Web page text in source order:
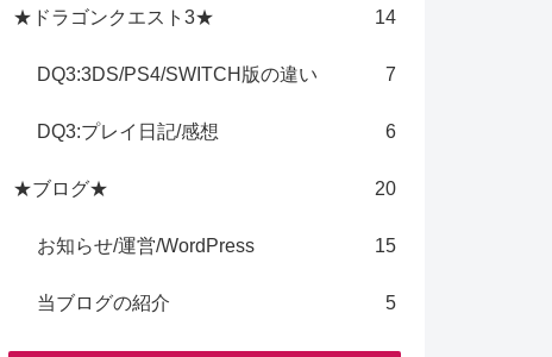
★ドラゴンクエスト3★ 14
DQ3:3DS/PS4/SWITCH版の違い 7
DQ3:プレイ日記/感想 6
★ブログ★ 20
お知らせ/運営/WordPress 15
当ブログの紹介 5